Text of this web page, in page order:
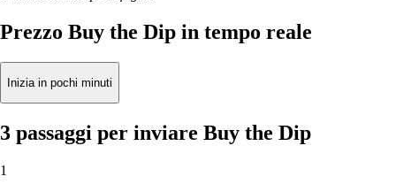
Prezzo Buy the Dip in tempo reale
Inizia in pochi minuti
3 passaggi per inviare Buy the Dip
1